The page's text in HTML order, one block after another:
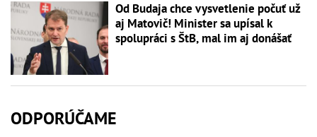
Od Budaja chce vysvetlenie počuť už
aj Matovič! Minister sa upísal k
spolupráci s ŠtB, mal im aj donášať
ODPORÚČAME